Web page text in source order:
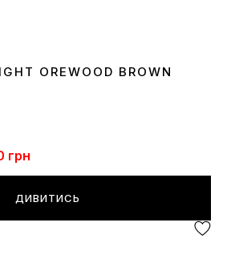
4445 OREWOOD BROWN
грн
ДИВИТИСЬ